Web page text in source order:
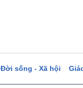
Đời sống - Xã hội